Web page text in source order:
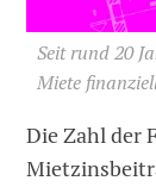
Seit rund 20
Miete
Die Zahl der